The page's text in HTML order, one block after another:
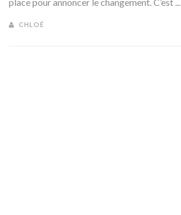
place pour annoncer le changement. C’est ...
CHLOÉ